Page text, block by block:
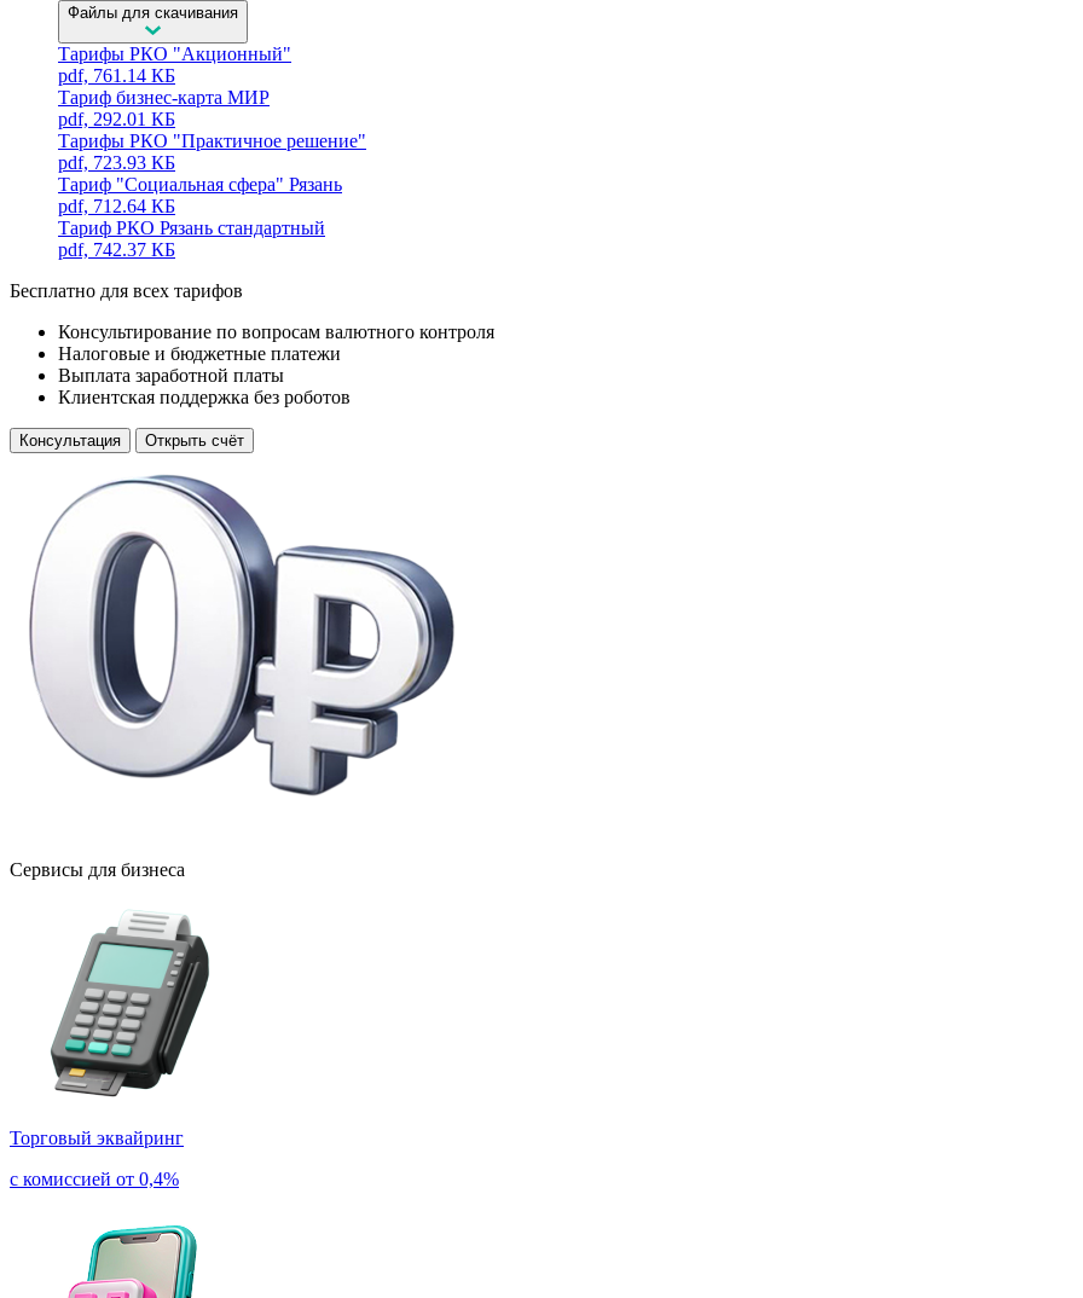
Файлы для скачивания
Тарифы РКО "Акционный"
pdf, 761.14 КБ
Тариф бизнес-карта МИР
pdf, 292.01 КБ
Тарифы РКО "Практичное решение"
pdf, 723.93 КБ
Тариф "Социальная сфера" Рязань
pdf, 712.64 КБ
Тариф РКО Рязань стандартный
pdf, 742.37 КБ
Бесплатно для всех тарифов
Консультирование по вопросам валютного контроля
Налоговые и бюджетные платежи
Выплата заработной платы
Клиентская поддержка без роботов
Консультация Открыть счёт
Сервисы для бизнеса
Торговый эквайринг
с комиссией от 0,4%